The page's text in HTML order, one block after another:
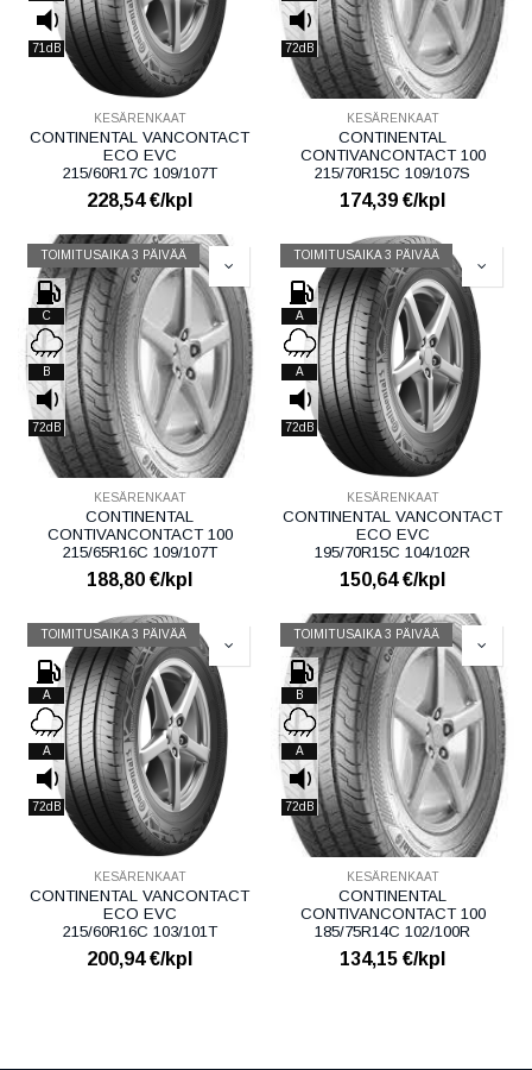
71dB
KESÄRENKAAT
CONTINENTAL VANCONTACT
ECO EVC
215/60R17C 109/107T
228,54€/kpl
72dB
KESÄRENKAAT
CONTINENTAL
CONTIVANCONTACT 100
215/70R15C 109/107S
174,39 €/kpl
TOIMITUSAIKA 3 PÄIVÄÄ
C
B
72dB
KESÄRENKAAT
CONTINENTAL
CONTIVANCONTACT 100
215/65R16C 109/107T
188,80 €/kpl
TOIMITUSAIKA 3 PÄIVÄÄ
A
A
72dB
KESÄRENKAAT
CONTINENTAL VANCONTACT
ECO EVC
195/70R15C 104/102R
150,64€/kpl
TOIMITUSAIKA 3 PÄIVÄÄ
A
A
72dB
KESÄRENKAAT
CONTINENTAL VANCONTACT
ECO EVC
215/60R16C 103/101T
200,94€/kpl
TOIMITUSAIKA 3 PÄIVÄÄ
B
A
72dB
KESÄRENKAAT
CONTINENTAL
CONTIVANCONTACT 100
185/75R14C 102/100R
134,15 €/kpl